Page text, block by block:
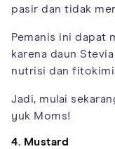
pasir dan tidak
Pemanis ini dapat
karena daun
nutrisi dan
Jadi, mulai
yuk Moms!
4. Mustard